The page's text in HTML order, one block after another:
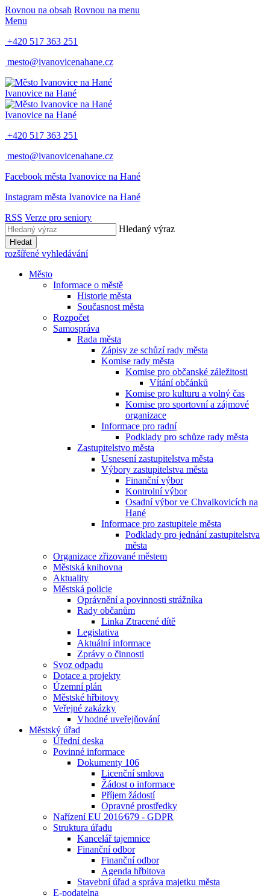
Rovnou na obsah Rovnou na menu
Menu
+420 517 363 251
mesto@ivanovicenahane.cz
Ivanovice na Hané
Ivanovice na Hané
+420 517 363 251
mesto@ivanovicenahane.cz
Facebook města Ivanovice na Hané
Instagram města Ivanovice na Hané
RSS Verze pro seniory
Hledaný výraz
Hledat
rozšířené vyhledávání
Město
Informace o městě
Historie města
Současnost města
Rozpočet
Samospráva
Rada města
Zápisy ze schůzí rady města
Komise rady města
Komise pro občanské záležitosti
Vítání občánků
Komise pro kulturu a volný čas
Komise pro sportovní a zájmové
organizace
Informace pro radní
Podklady pro schůze rady města
Zastupitelstvo města
Usnesení zastupitelstva města
Výbory zastupitelstva města
Finanční výbor
Kontrolní výbor
Osadní výbor ve Chvalkovicích na
Hané
Informace pro zastupitele města
Podklady pro jednání zastupitelstva
města
Organizace zřizované městem
Městská knihovna
Aktuality
Městská policie
Oprávnění a povinnosti strážníka
Rady občanům
Linka Ztracené dítě
Legislativa
Aktuální informace
Zprávy o činnosti
Svoz odpadu
Dotace a projekty
Územní plán
Městské hřbitovy
Veřejné zakázky
Vhodné uveřejňování
Městský úřad
Úřední deska
Povinné informace
Dokumenty 106
Licenční smlova
Žádost o informace
Příjem žádostí
Opravné prostředky
Nařízení EU 2016⁄679 - GDPR
Struktura úřadu
Kancelář tajemnice
Finanční odbor
Finanční odbor
Agenda hřbitova
Stavební úřad a správa majetku města
E-podatelna